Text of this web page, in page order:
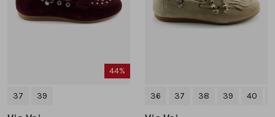
44%
37 39 36 37 38 39 40